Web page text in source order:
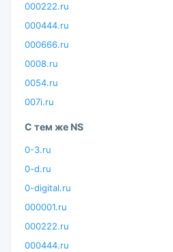
000222.ru
000444.ru
000666.ru
0008.ru
0054.ru
007i.ru
С тем же NS
0-3.ru
0-d.ru
0-digital.ru
000001.ru
000222.ru
000444.ru